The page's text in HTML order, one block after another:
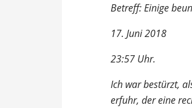
Betreff: Einige
17. Juni 2018
23:57 Uhr.
Ich war bestürzt,
erfuhr, der eine